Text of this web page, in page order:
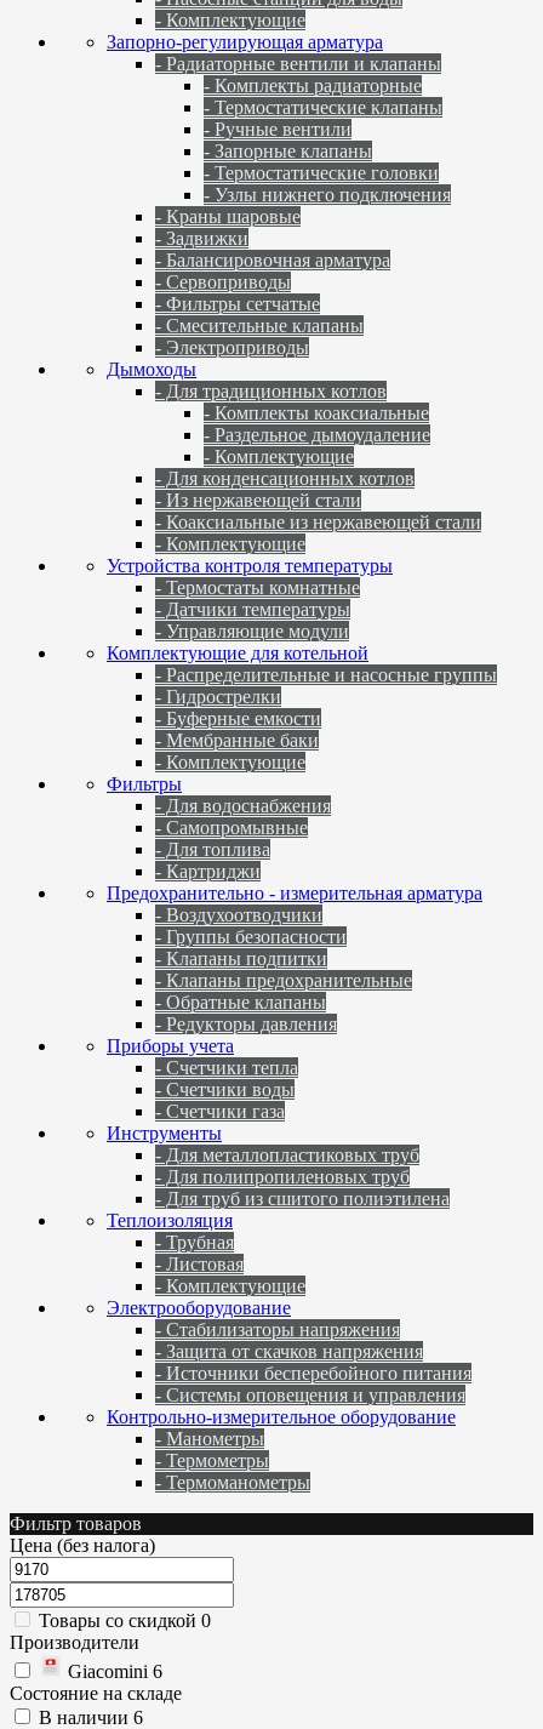
- Комплектующие
Запорно-регулирующая арматура
- Радиаторные вентили и клапаны
- Комплекты радиаторные
- Термостатические клапаны
- Ручные вентили
- Запорные клапаны
- Термостатические головки
- Узлы нижнего подключения
- Краны шаровые
- Задвижки
- Балансировочная арматура
- Сервоприводы
- Фильтры сетчатые
- Смесительные клапаны
- Электроприводы
Дымоходы
- Для традиционных котлов
- Комплекты коаксиальные
- Раздельное дымоудаление
- Комплектующие
- Для конденсационных котлов
- Из нержавеющей стали
- Коаксиальные из нержавеющей стали
- Комплектующие
Устройства контроля температуры
- Термостаты комнатные
- Датчики температуры
- Управляющие модули
Комплектующие для котельной
- Распределительные и насосные группы
- Гидрострелки
- Буферные емкости
- Мембранные баки
- Комплектующие
Фильтры
- Для водоснабжения
- Самопромывные
- Для топлива
- Картриджи
Предохранительно - измерительная арматура
- Воздухоотводчики
- Группы безопасности
- Клапаны подпитки
- Клапаны предохранительные
- Обратные клапаны
- Редукторы давления
Приборы учета
- Счетчики тепла
- Счетчики воды
- Счетчики газа
Инструменты
- Для металлопластиковых труб
- Для полипропиленовых труб
- Для труб из сшитого полиэтилена
Теплоизоляция
- Трубная
- Листовая
- Комплектующие
Электрооборудование
- Стабилизаторы напряжения
- Защита от скачков напряжения
- Источники бесперебойного питания
- Системы оповещения и управления
Контрольно-измерительное оборудование
- Манометры
- Термометры
- Термоманометры
Фильтр товаров
Цена (без налога)
Товары со скидкой 0
Производители
Giacomini 6
Состояние на складе
В наличии 6